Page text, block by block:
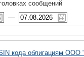
сообщений
—
кода облигациям